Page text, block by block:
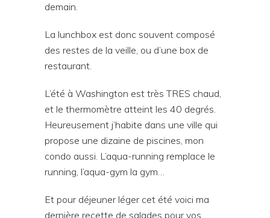
demain.
La lunchbox est donc souvent composé
des restes de la veille, ou d’une box de
restaurant.
L’été à Washington est très TRES chaud,
et le thermomètre atteint les 40 degrés.
Heureusement j’habite dans une ville qui
propose une dizaine de piscines, mon
condo aussi. L’aqua-running remplace le
running, l’aqua-gym la gym…
Et pour déjeuner léger cet été voici ma
dernière recette de salades pour vos